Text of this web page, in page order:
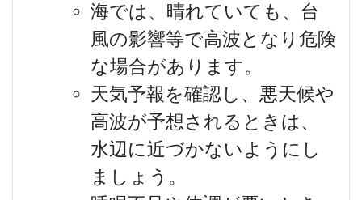
海では、晴れていても、台
風の影響等で高波となり危険
な場合があります。
天気予報を確認し、悪天候や
高波が予想されるときは、
水辺に近づかないようにし
ましょう。